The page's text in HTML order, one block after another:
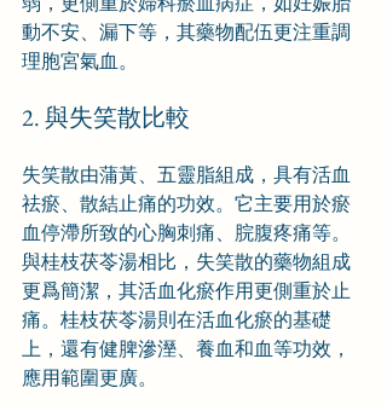
動不安、漏下等，其藥物配伍更注重調
理胞宮氣血。
2. 與失笑散比較
失笑散由蒲黃、五靈脂組成，具有活血
祛瘀、散結止痛的功效。它主要用於瘀
血停滯所致的心胸刺痛、脘腹疼痛等。
與桂枝茯苓湯相比，失笑散的藥物組成
更爲簡潔，其活血化瘀作用更側重於止
痛。桂枝茯苓湯則在活血化瘀的基礎
上，還有健脾滲溼、養血和血等功效，
應用範圍更廣。